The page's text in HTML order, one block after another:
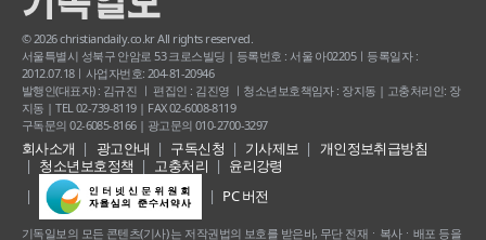
© 2026 christiandaily.co.kr All rights reserved.
서울특별시 성북구 안암로 53 크로스빌딩 | 등록번호 : 서울 아02205ㅣ등록일자 :
2012.07.18ㅣ사업자번호: 204-81-20946
발행인(대표자) : 김규진 ㅣ 편집인 : 김진영 ㅣ청소년보호책임자 : 장지동 | 고충처리인: 장
지동 | TEL 02-739-8119 | FAX 02-6008-8119
구독문의 02-6085-8166 | 광고문의 010-2700-3297
회사소개 광고안내 구독신청 기사제보
개인정보취급방침
청소년보호정책
고충처리
윤리강령
PC 버전
기독일보의 모든 콘텐츠(기사) 는 저작권법의 보호를 받은바, 무단 전재ㆍ복사ㆍ배포 등을